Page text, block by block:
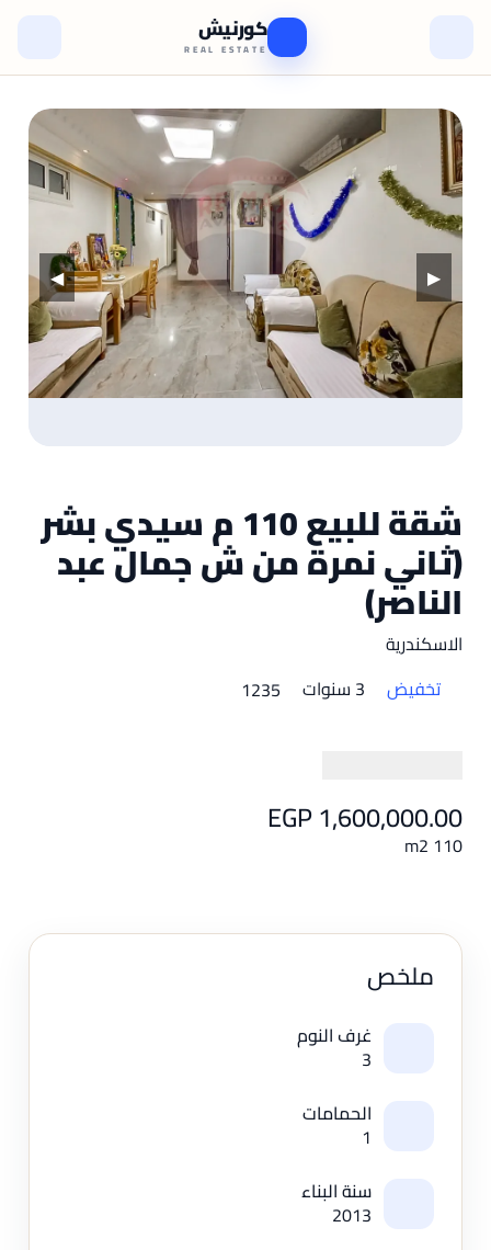
كورنيش
REAL ESTATE
◀ ▶
شقة للبيع 110 م سيدي بشر
(ثاني نمرة من ش جمال عبد
الناصر)
الاسكندرية
تخفيض
3 سنوات 1235
EGP 1,600,000.00
110 m2
ملخص
غرف النوم
3
الحمامات
1
سنة البناء
2013